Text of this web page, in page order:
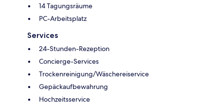
14 Tagungsräume
PC-Arbeitsplatz
Services
24-Stunden-Rezeption
Concierge-Services
Trockenreinigung/Wäschereiservice
Gepäckaufbewahrung
Hochzeitsservice